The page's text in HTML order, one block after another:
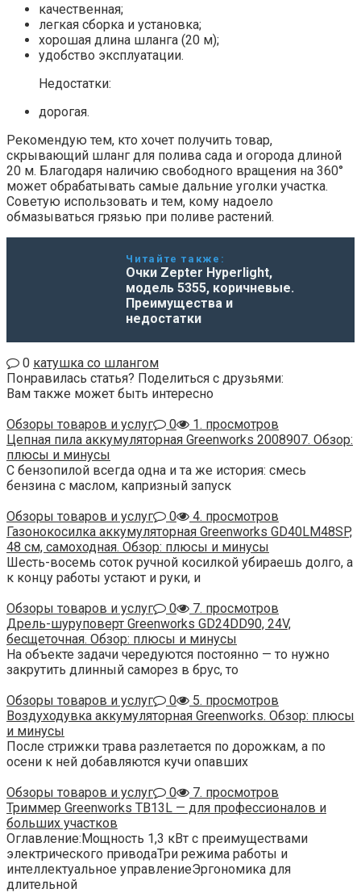
качественная;
легкая сборка и установка;
хорошая длина шланга (20 м);
удобство эксплуатации.
Недостатки:
дорогая.
Рекомендую тем, кто хочет получить товар,
скрывающий шланг для полива сада и огорода длиной
20 м. Благодаря наличию свободного вращения на 360°
может обрабатывать самые дальние уголки участка.
Советую использовать и тем, кому надоело
обмазываться грязью при поливе растений.
Читайте также:
Очки Zepter Hyperlight,
модель 5355, коричневые.
Преимущества и
недостатки
0 катушка со шлангом
Понравилась статья? Поделиться с друзьями:
Вам также может быть интересно
Обзоры товаров и услуг
0
1. просмотров
Цепная пила аккумуляторная Greenworks 2008907. Обзор:
плюсы и минусы
С бензопилой всегда одна и та же история: смесь
бензина с маслом, капризный запуск
Обзоры товаров и услуг
0
4. просмотров
Газонокосилка аккумуляторная Greenworks GD40LM48SP,
48 см, самоходная. Обзор: плюсы и минусы
Шесть-восемь соток ручной косилкой убираешь долго, а
к концу работы устают и руки, и
Обзоры товаров и услуг
0
7. просмотров
Дрель-шуруповерт Greenworks GD24DD90, 24V,
бесщеточная. Обзор: плюсы и минусы
На объекте задачи чередуются постоянно — то нужно
закрутить длинный саморез в брус, то
Обзоры товаров и услуг
0
5. просмотров
Воздуходувка аккумуляторная Greenworks. Обзор: плюсы
и минусы
После стрижки трава разлетается по дорожкам, а по
осени к ней добавляются кучи опавших
Обзоры товаров и услуг
0
7. просмотров
Триммер Greenworks TB13L — для профессионалов и
больших участков
Оглавление:Мощность 1,3 кВт с преимуществами
электрического приводаТри режима работы и
интеллектуальное управлениеЭргономика для
длительной